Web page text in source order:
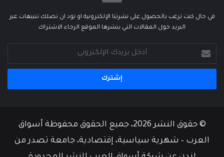
في حال كنت ترغب بالحصول على نشرتنا الإلكترونية او تود ان تصلك تنبيهات عبر
البريد حول المقالات التي ينشرها الموقع الرجاء الاشتراك
بريدك
الإلكتروني
© حقوق النشر 2026، جميع الحقوق محفوظة أسواق
العرب – شهرية سياسية، إقتصادية، جامعة تصدر من